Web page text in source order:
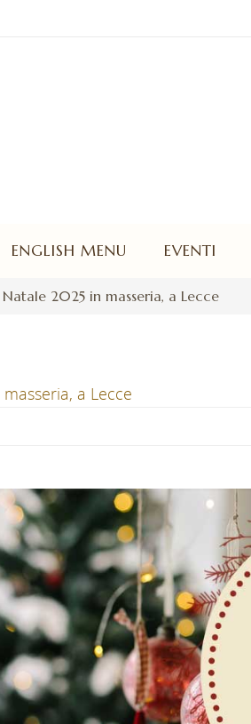
ENGLISH MENU EVENTI
2025 in masseria, a Lecce
a Lecce